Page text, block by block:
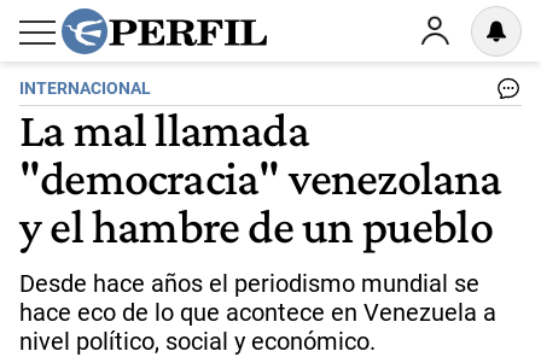
INTERNACIONAL
La mal llamada
"democracia" venezolana
y el hambre de un pueblo
Desde hace años el periodismo mundial se
hace eco de lo que acontece en Venezuela a
nivel político, social y económico.